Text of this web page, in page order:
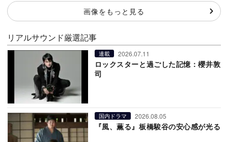
画像をもっと見る
リアルサウンド厳選記事
連載 2026.07.11
ロックスターと過ごした記憶：櫻井敦
司
国内ドラマ 2026.08.05
『風、薫る』板橋駿谷の安心感が光る